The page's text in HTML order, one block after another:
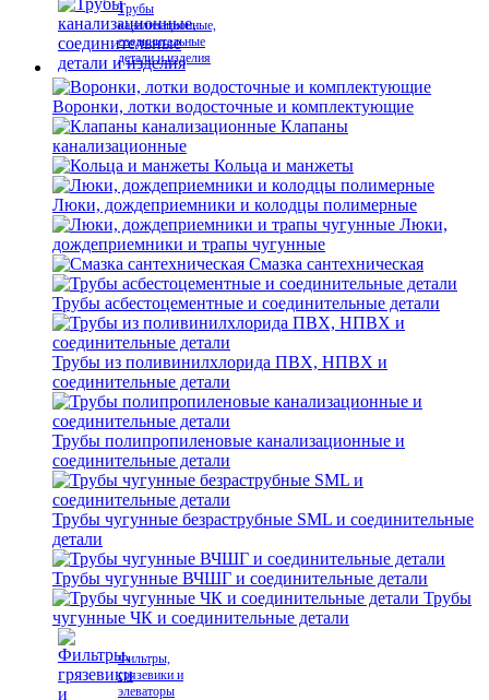
Трубы
канализационные,
соединительные
детали и изделия
Воронки, лотки водосточные и комплектующие
Клапаны
канализационные
Кольца и манжеты
Люки, дождеприемники и колодцы полимерные
Люки,
дождеприемники и трапы чугунные
Смазка сантехническая
Трубы асбестоцементные и соединительные детали
Трубы из поливинилхлорида ПВХ, НПВХ и
соединительные детали
Трубы полипропиленовые канализационные и
соединительные детали
Трубы чугунные безраструбные SML и соединительные
детали
Трубы чугунные ВЧШГ и соединительные детали
Трубы
чугунные ЧК и соединительные детали
Фильтры,
грязевики и
элеваторы